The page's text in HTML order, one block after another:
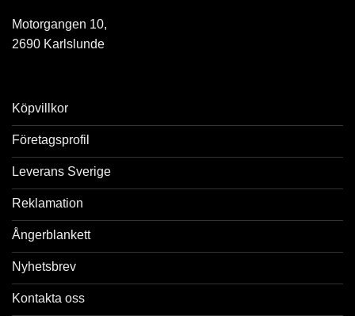
Motorgangen 10,
2690 Karlslunde
Köpvillkor
Företagsprofil
Leverans Sverige
Reklamation
Ångerblankett
Nyhetsbrev
Kontakta oss